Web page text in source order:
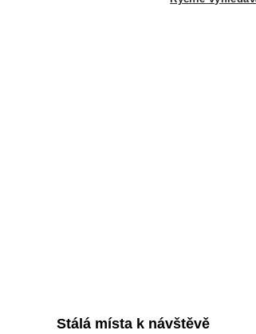
Stálá místa k návštěvě